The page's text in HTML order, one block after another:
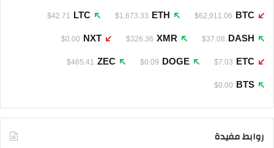
BTC
$62,911.06
ETH
$1,673.33
LTC
$42.71
DASH
$37.08
XMR
$326.36
NXT
$0.00
ETC
$7.03
DOGE
$0.09
ZEC
$465.41
BTS
$0.00
روابط مفيدة